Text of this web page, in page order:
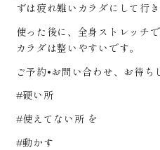
ずは疲れ難いカラダにして行き
使った後に、全身ストレッチ
カラダは整いやすいです。
ご予約•お問い合わせ、お待ち
#硬い所
#使えてない所 を
#動かす